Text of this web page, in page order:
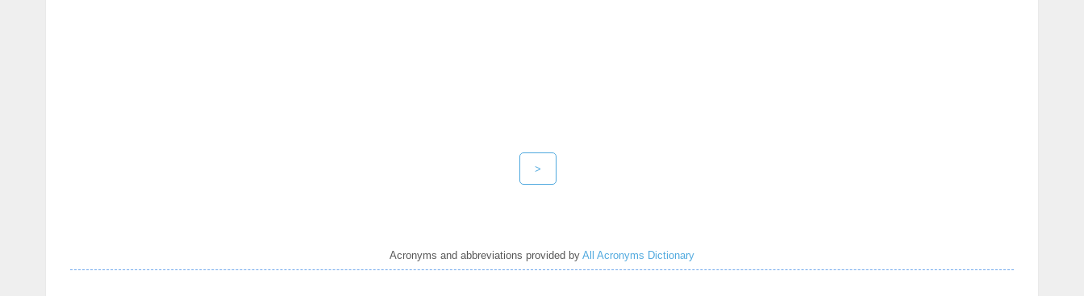
>
Acronyms and abbreviations provided by All Acronyms Dictionary